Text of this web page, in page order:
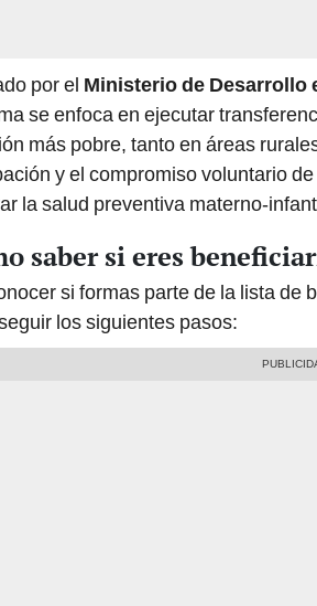
por el Ministerio de Desarrollo
se enfoca en ejecutar
más pobre, tanto en áreas
y el compromiso voluntario
la salud preventiva materno-
saber si eres
si formas parte de la lista de
los siguientes pasos: